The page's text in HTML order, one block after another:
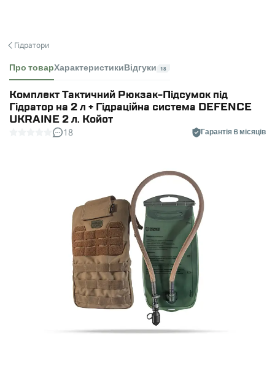
Гідратори
Про товарХарактеристики Відгуки 18
Комплект Тактичний Рюкзак-Підсумок під
Гідратор на 2 л + Гідраційна система DEFENCE
UKRAINE 2 л. Койот
18 Гарантія 6 місяців